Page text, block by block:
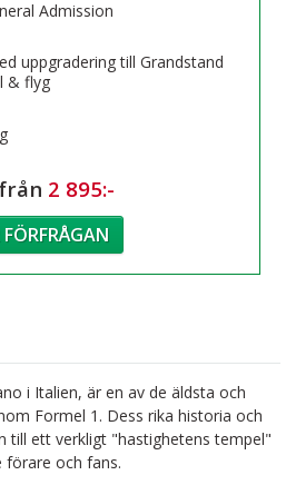
Admission
uppgradering till Grandstand
& flyg
2 895:-
i Italien, är en av de äldsta och
Formel 1. Dess rika historia och
till ett verkligt "hastighetens tempel"
och fans.